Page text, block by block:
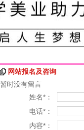
网站报名及咨询
暂时没有留言
姓名*：
电话*：
内容*：